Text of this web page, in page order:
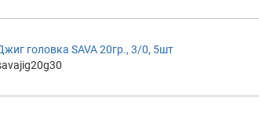
головка SAVA 20гр., 3/0, 5шт